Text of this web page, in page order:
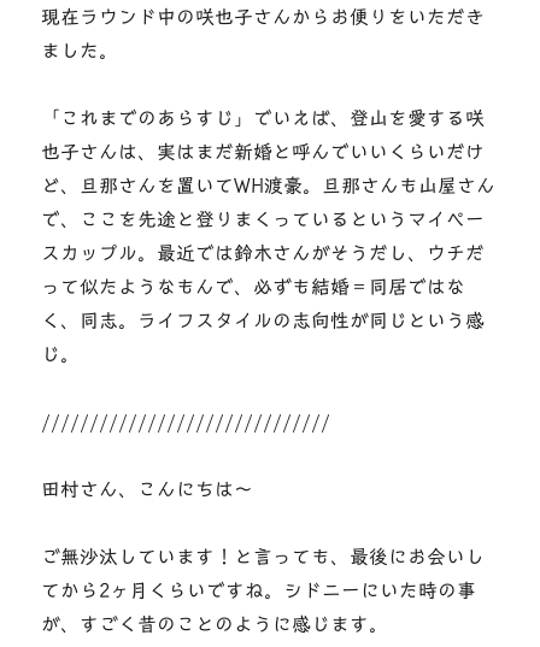
現在ラウンド中の咲也子さんからお便りをいただき
ました。
「これまでのあらすじ」でいえば、登山を愛する咲
也子さんは、実はまだ新婚と呼んでいいくらいだけ
ど、旦那さんを置いてWH渡豪。旦那さんも山屋さん
で、ここを先途と登りまくっているというマイペー
スカップル。最近では鈴木さんがそうだし、ウチだ
って似たようなもんで、必ずも結婚＝同居ではな
く、同志。ライフスタイルの志向性が同じという感
じ。
//////////////////////////////
田村さん、こんにちは～
ご無沙汰しています！と言っても、最後にお会いし
てから2ヶ月くらいですね。シドニーにいた時の事
が、すごく昔のことのように感じます。